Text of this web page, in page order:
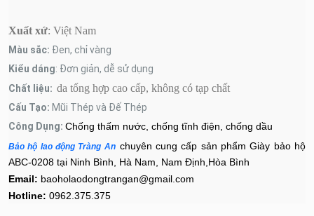
Xuất xứ: Việt Nam
Màu sắc: Đen, chỉ vàng
Kiểu dáng: Đơn giản, dễ sử dụng
Chất liệu: da tổng hợp cao cấp, không có tạp chất
Cấu Tạo: Mũi Thép và Đế Thép
Công Dụng: Chống thấm nước, chống tĩnh điện, chống dầu
Bảo hộ lao động Tràng An chuyên cung cấp sản phẩmGiày bảo hộ
ABC-0208 tại Ninh Bình, Hà Nam, Nam Định,Hòa Bình
Email: baoholaodongtrangan@gmail.com
Hotline: 0962.375.375